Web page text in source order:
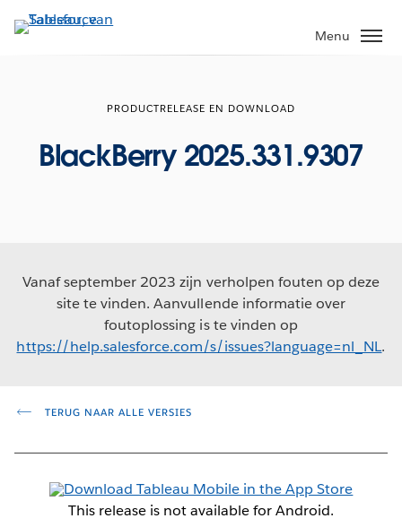
Verder
naar
Menu
PRODUCTRELEASE EN DOWNLOAD
BlackBerry 2025.331.9307
Vanaf september 2023 zijn verholpen fouten op deze
site te vinden. Aanvullende informatie over
foutoplossing is te vinden op
https://help.salesforce.com/s/issues?language=nl_NL.
TERUG NAAR ALLE VERSIES
This release is not available for Android.